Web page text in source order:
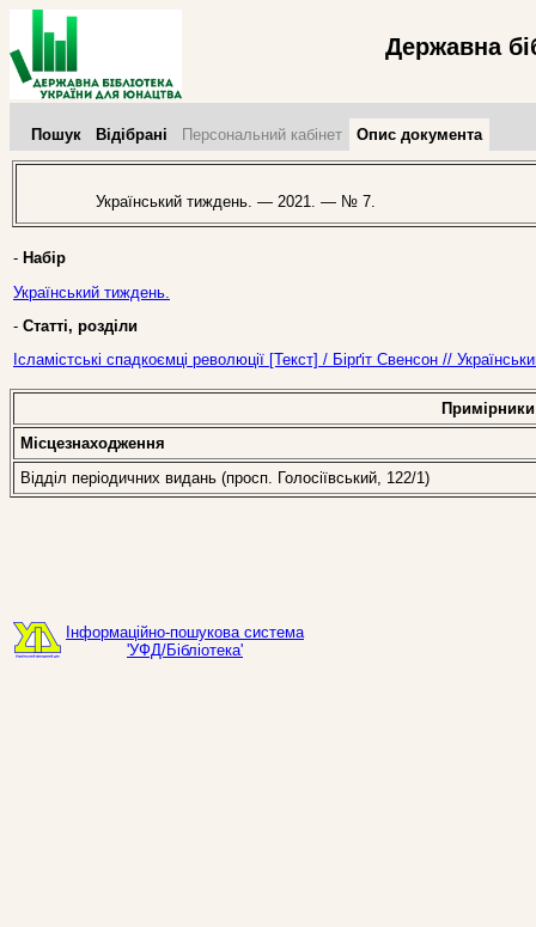
Державна
Пошук Відібрані Персональний кабінет Опис документа
Український тиждень. — 2021. — № 7.
- Набір
Український тиждень.
- Статті, розділи
Ісламістські спадкоємці революції [Текст] / Бірґіт Свенсон //
Примірники
Місцезнаходження
Відділ періодичних видань (просп. Голосіївський, 122/1)
Інформаційно-пошукова система
'УФД/Бібліотека'